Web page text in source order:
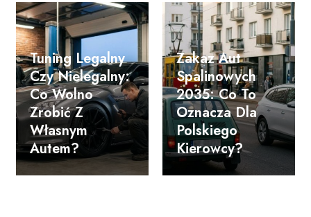
Tuning Legalny
Czy Nielegalny:
Co Wolno
Zrobić Z
Własnym
Autem?
Zakaz Aut
Spalinowych
2035: Co To
Oznacza Dla
Polskiego
Kierowcy?